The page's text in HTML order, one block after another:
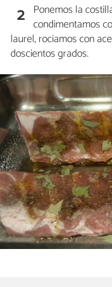
2 Ponemos la
condimentamos
laurel, rociamos con
doscientos grados.